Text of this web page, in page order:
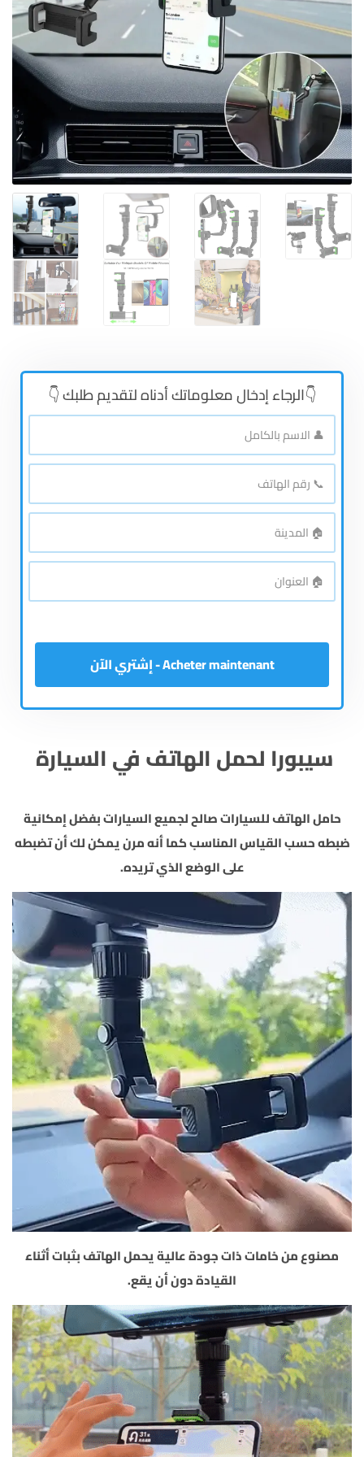
👇الرجاء إدخال معلوماتك أدناه لتقديم طلبك 👇
👤
الاسم
بالكامل*
📞
رقم
الهاتف*
🏠
المدينة*
🏠
العنوان*
Acheter maintenant - إشتري الآن
سيبورا لحمل الهاتف في السيارة
حامل الهاتف للسيارات صالح لجميع السيارات بفضل إمكانية
ضبطه حسب القياس المناسب كما أنه مرن يمكن لك أن تضبطه
على الوضع الذي تريده.
مصنوع من خامات ذات جودة عالية يحمل الهاتف بثبات أثناء
القيادة دون أن يقع.